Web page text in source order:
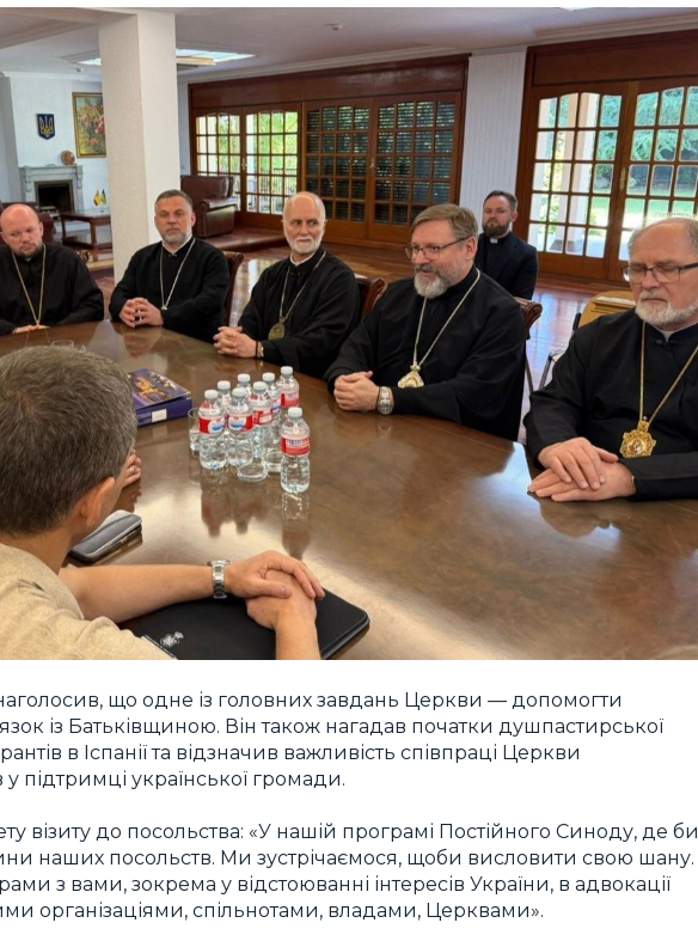
що одне із головних завдань Церкви — допомогти
із Батьківщиною. Він також нагадав початки душпастирської
в Іспанії та відзначив важливість співпраці Церкви
підтримці української громади.
візиту до посольства: «У нашій програмі Постійного Синоду, де би
наших посольств. Ми зустрічаємося, щоби висловити свою шану.
з вами, зокрема у відстоюванні інтересів України, в адвокації
організаціями, спільнотами, владами, Церквами».